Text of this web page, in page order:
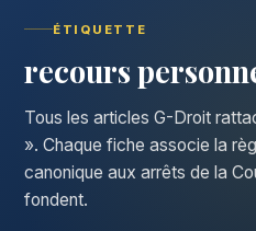
ÉTIQUETTE
recours
Tous les articles G-Droit
». Chaque fiche associe la
canonique aux arrêts de la
fondent.